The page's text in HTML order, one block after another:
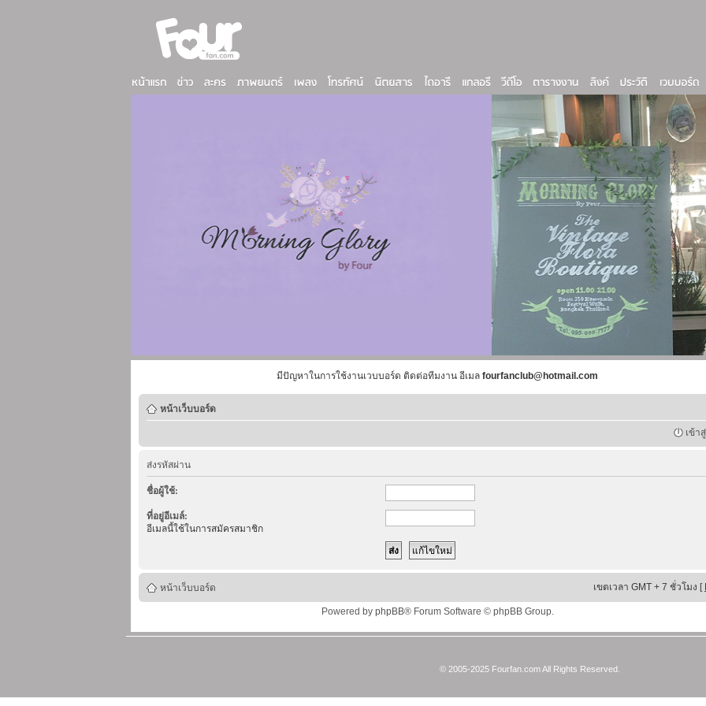
มีปัญหาในการใช้งานเวบบอร์ด ติดต่อทีมงาน อีเมล fourfanclub@hotmail.com
หน้าเว็บบอร์ด
เข้า
ส่งรหัสผ่าน
ชื่อผู้ใช้:
ที่อยู่อีเมล์:
อีเมลนี้ใช้ในการสมัครสมาชิก
หน้าเว็บบอร์ด เขตเวลา GMT + 7 ชั่วโมง [
Powered by phpBB® Forum Software © phpBB Group.
© 2005-2025 Fourfan.com All Rights Reserved.